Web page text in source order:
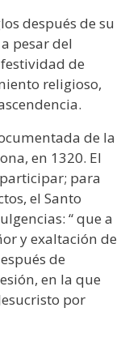
después de su
pesar del
de
religioso,
de la
​​en 1320. El
para
el Santo
“ que a
y exaltación de
de
en la que
por